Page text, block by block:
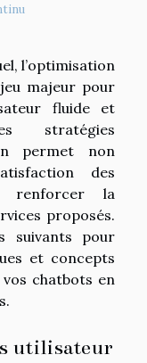
l’optimisation
majeur pour
fluide et
stratégies
permet non
des
renforcer la
proposés.
suivants pour
et concepts
chatbots en
utilisateur